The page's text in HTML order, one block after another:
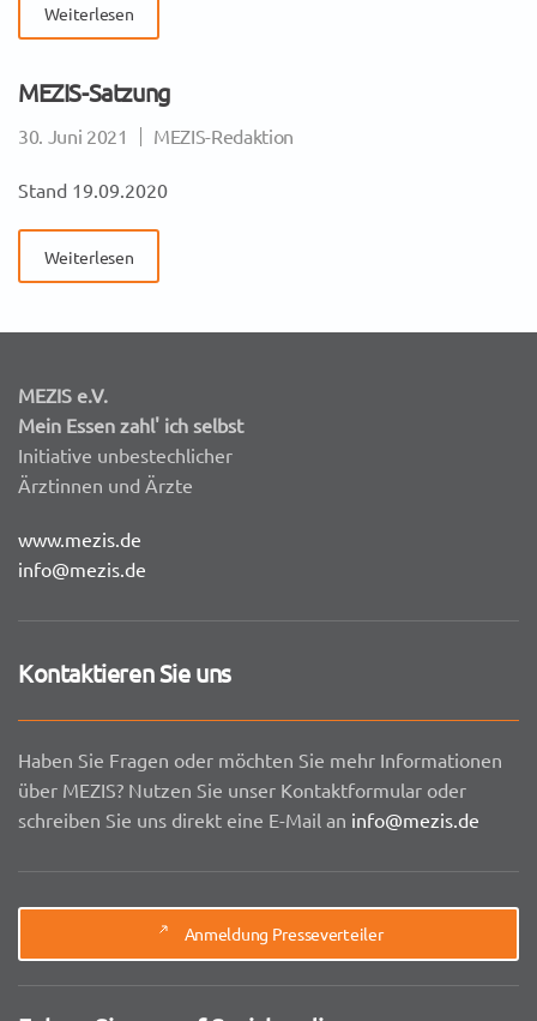
Weiterlesen
MEZIS-Satzung
30. Juni 2021 MEZIS-Redaktion
Stand 19.09.2020
Weiterlesen
MEZIS e.V.
Mein Essen zahl' ich selbst
Initiative unbestechlicher
Ärztinnen und Ärzte
www.mezis.de
info@mezis.de
Kontaktieren Sie uns
Haben Sie Fragen oder möchten Sie mehr Informationen
über MEZIS? Nutzen Sie unser Kontaktformular oder
schreiben Sie uns direkt eine E-Mail an info@mezis.de
Anmeldung Presseverteiler